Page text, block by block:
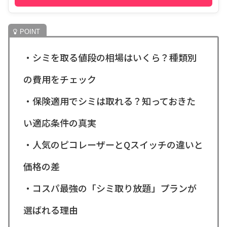
・シミを取る値段の相場はいくら？種類別
の費用をチェック
・保険適用でシミは取れる？知っておきた
い適応条件の真実
・人気のピコレーザーとQスイッチの違いと
価格の差
・コスパ最強の「シミ取り放題」プランが
選ばれる理由